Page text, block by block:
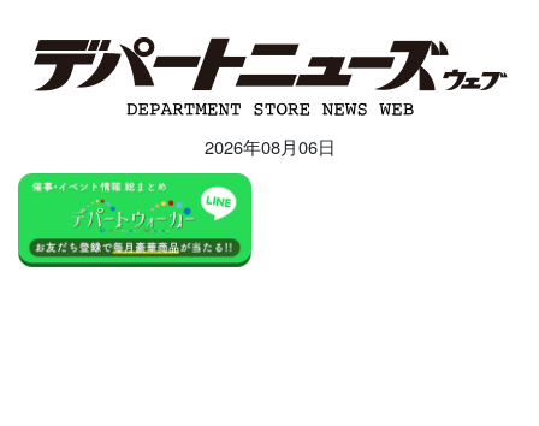
2026年08月06日